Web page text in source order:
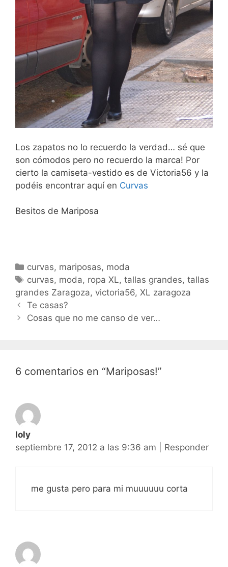
Los zapatos no lo recuerdo la verdad… sé que
son cómodos pero no recuerdo la marca! Por
cierto la camiseta-vestido es de Victoria56 y la
podéis encontrar aquí en Curvas
Besitos de Mariposa
Categorías
curvas, mariposas, moda
Etiquetas
curvas, moda, ropa XL,tallas grandes,tallas
grandes Zaragoza, victoria56, XL zaragoza
Navegación
de
Te casas?
Cosas que no me canso de ver…
6 comentarios en “Mariposas!”
loly
septiembre 17, 2012 a las 9:36 am
Responder
me gusta pero para mi muuuuuu corta